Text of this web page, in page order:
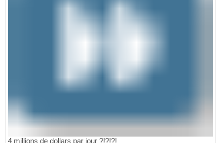
4 millions de dollars par jour ?!?!?!